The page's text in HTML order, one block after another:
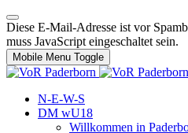
Diese E-Mail-Adresse ist vor
muss JavaScript eingeschaltet sein.
Mobile Menu Toggle
N-E-W-S
DM wU18
Willkommen in